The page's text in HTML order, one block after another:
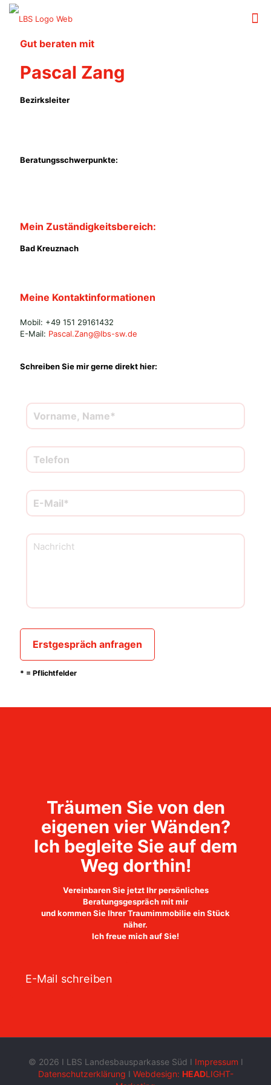
Gut beraten mit
Pascal Zang
Bezirksleiter
Beratungsschwerpunkte:
Mein Zuständigkeitsbereich:
Bad Kreuznach
Meine Kontaktinformationen
Mobil: +49 151 29161432
E-Mail: Pascal.Zang@lbs-sw.de
Schreiben Sie mir gerne direkt hier:
* = Pflichtfelder
Träumen Sie von den
eigenen vier Wänden?
Ich begleite Sie auf dem
Weg dorthin!
Vereinbaren Sie jetzt Ihr persönliches
Beratungsgespräch mit mir
und kommen Sie Ihrer Traumimmobilie ein Stück
näher.
Ich freue mich auf Sie!
E-Mail schreiben
© 2026 I LBS Landesbausparkasse Süd I Impressum I
Datenschutzerklärung I Webdesign: HEADLIGHT-